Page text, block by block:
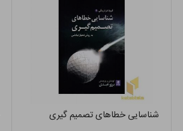
شناسایی خطاهای تصمیم گیری